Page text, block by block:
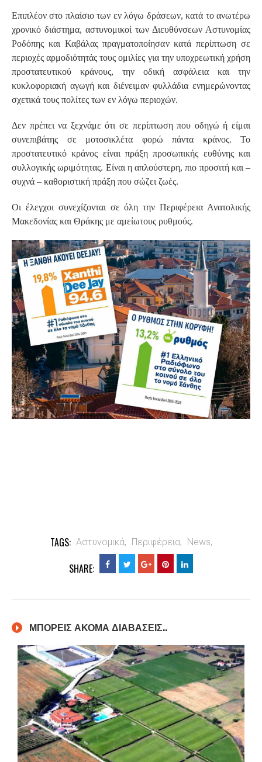
Επιπλέον στο πλαίσιο των εν λόγω δράσεων, κατά το ανωτέρω
χρονικό διάστημα, αστυνομικοί των Διευθύνσεων Αστυνομίας
Ροδόπης και Καβάλας πραγματοποίησαν κατά περίπτωση σε
περιοχές αρμοδιότητάς τους ομιλίες για την υποχρεωτική χρήση
προστατευτικού κράνους, την οδική ασφάλεια και την
κυκλοφοριακή αγωγή και διένειμαν φυλλάδια ενημερώνοντας
σχετικά τους πολίτες των εν λόγω περιοχών.
Δεν πρέπει να ξεχνάμε ότι σε περίπτωση που οδηγώ ή είμαι
συνεπιβάτης σε μοτοσικλέτα φορώ πάντα κράνος. Το
προστατευτικό κράνος είναι πράξη προσωπικής ευθύνης και
συλλογικής ωριμότητας. Είναι η απλούστερη, πιο προσιτή και –
συχνά – καθοριστική πράξη που σώζει ζωές.
Οι έλεγχοι συνεχίζονται σε όλη την Περιφέρεια Ανατολικής
Μακεδονίας και Θράκης με αμείωτους ρυθμούς.
TAGS: Αστυνομικά, Περιφέρεια, News,
SHARE:
ΜΠΟΡΕΙΣ ΑΚΟΜΑ ΔΙΑΒΑΣΕΙΣ..